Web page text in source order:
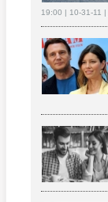
19:00 | 10-31-11 |